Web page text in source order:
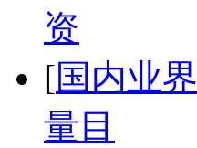
资
[国内业界
量目